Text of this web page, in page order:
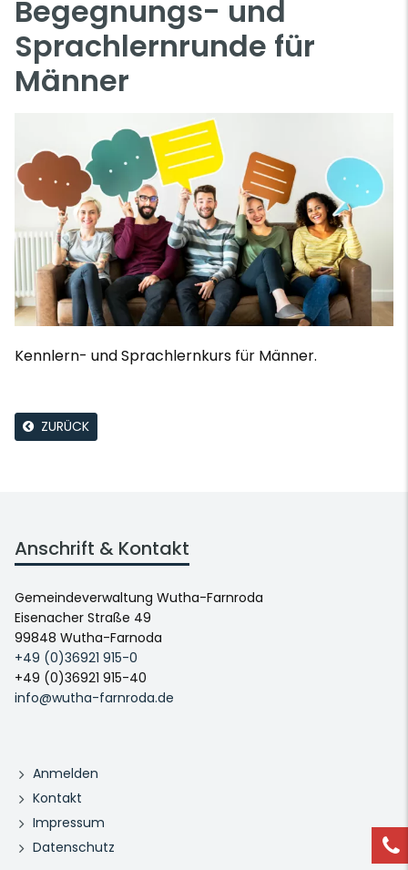
Begegnungs- und
Sprachlernrunde für
Männer
Kennlern- und Sprachlernkurs für Männer.
ZURÜCK
Anschrift & Kontakt
Gemeindeverwaltung Wutha-Farnroda
Eisenacher Straße 49
99848 Wutha-Farnoda
+49 (0)36921 915-0
+49 (0)36921 915-40
info@wutha-farnroda.de
Anmelden
Kontakt
Impressum
Datenschutz